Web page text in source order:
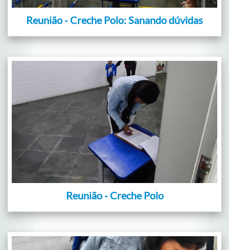
Reunião - Creche Polo: Sanando dúvidas
Reunião - Creche Polo